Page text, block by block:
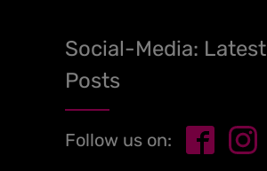
Social-Media: Latest
Posts
Follow us on: